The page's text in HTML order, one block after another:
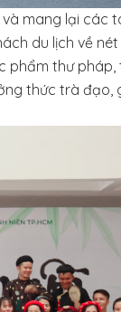
mang lại các
du lịch về
phẩm thư pháp,
thức trà đạo,